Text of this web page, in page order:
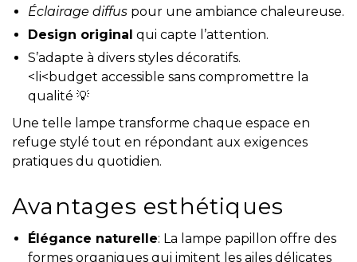
Éclairage diffus pour une ambiance chaleureuse.
Design original qui capte l’attention.
S’adapte à divers styles décoratifs.
<li<budget accessible sans compromettre la
qualité 💡
Une telle lampe transforme chaque espace en
refuge stylé tout en répondant aux exigences
pratiques du quotidien.
Avantages esthétiques
Élégance naturelle: La lampe papillon offre des
formes organiques qui imitent les ailes délicates